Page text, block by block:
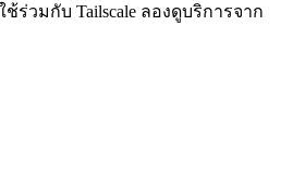
ช้ร่วมกับ Tailscale ลองดูบริการจาก